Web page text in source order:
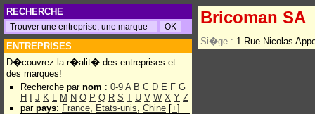
RECHERCHE
ENTREPRISES
D�couvrez la r�alit� des entreprises et
des marques!
Recherche par nom : 0-9 A B C D E F G
H
J K L M N O P Q R S T U V W X Y Z
par pays: France, Etats-unis, Chine [+]
Bricoman SA
Si�ge : 1 Rue Nicolas